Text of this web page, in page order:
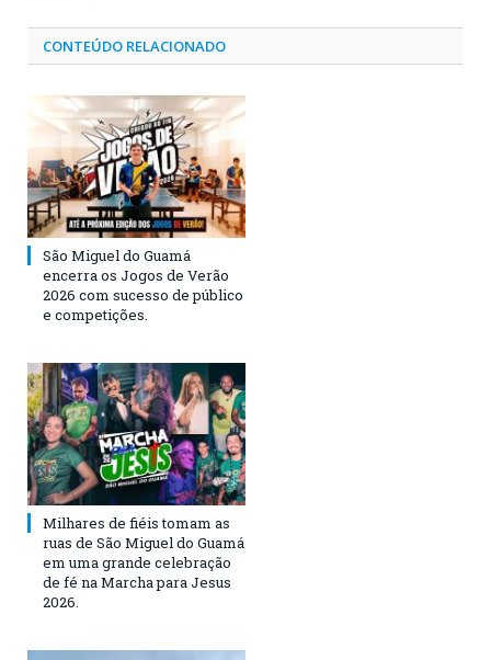
CONTEÚDO RELACIONADO
São Miguel do Guamá
encerra os Jogos de Verão
2026 com sucesso de público
e competições.
Milhares de fiéis tomam as
ruas de São Miguel do Guamá
em uma grande celebração
de fé na Marcha para Jesus
2026.